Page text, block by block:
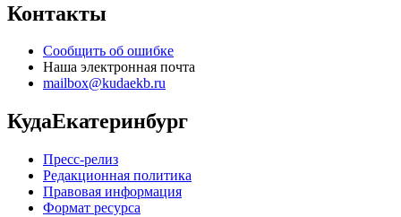
Контакты
Сообщить об ошибке
Наша электронная почта
mailbox@kudaekb.ru
КудаЕкатеринбург
Пресс-релиз
Редакционная политика
Правовая информация
Формат ресурса